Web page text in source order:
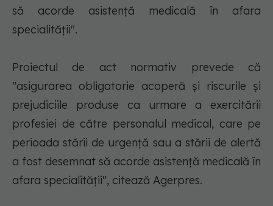
să acorde asistenţă medicală în afara
specialităţii".
Proiectul de act normativ prevede că
"asigurarea obligatorie acoperă şi riscurile şi
prejudiciile produse ca urmare a exercitării
profesiei de către personalul medical, care pe
perioada stării de urgenţă sau a stării de alertă
a fost desemnat să acorde asistenţă medicală în
afara specialităţii", citează Agerpres.